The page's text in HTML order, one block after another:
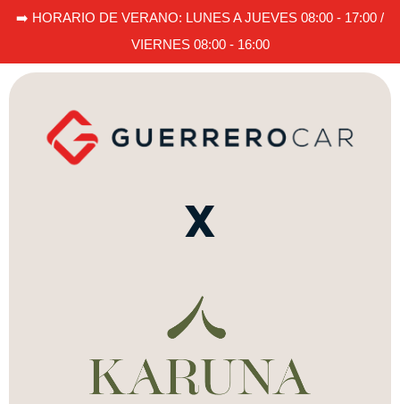
➡️ HORARIO DE VERANO: LUNES A JUEVES 08:00 - 17:00 /
VIERNES 08:00 - 16:00
X